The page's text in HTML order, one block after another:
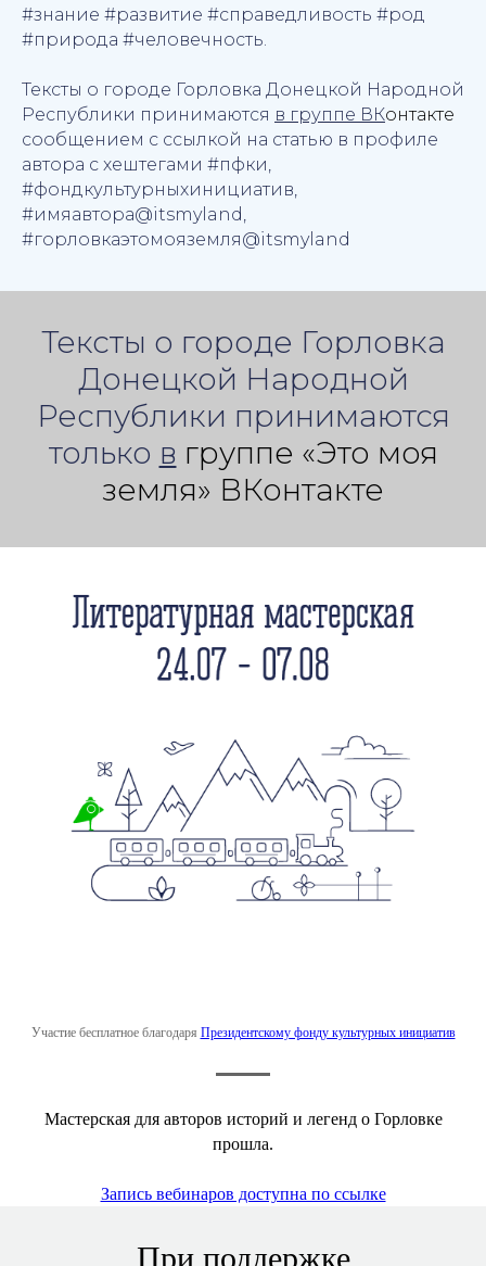
#знание #развитие #справедливость #род
#природа #человечность.
Тексты о городе Горловка Донецкой Народной
Республики принимаются в группе ВКонтакте
сообщением с ссылкой на статью в профиле
автора с хештегами #пфки,
#фондкультурныхинициатив,
#имяавтора@itsmyland,
#горловкаэтомояземля@itsmyland
Тексты о городе Горловка
Донецкой Народной
Республики принимаются
только в группе «Это моя
земля» ВКонтакте
Участие бесплатное благодаря Президентскому фонду культурных инициатив
Мастерская для авторов историй и легенд о Горловке
прошла.
Запись вебинаров доступна по ссылке
При поддержке